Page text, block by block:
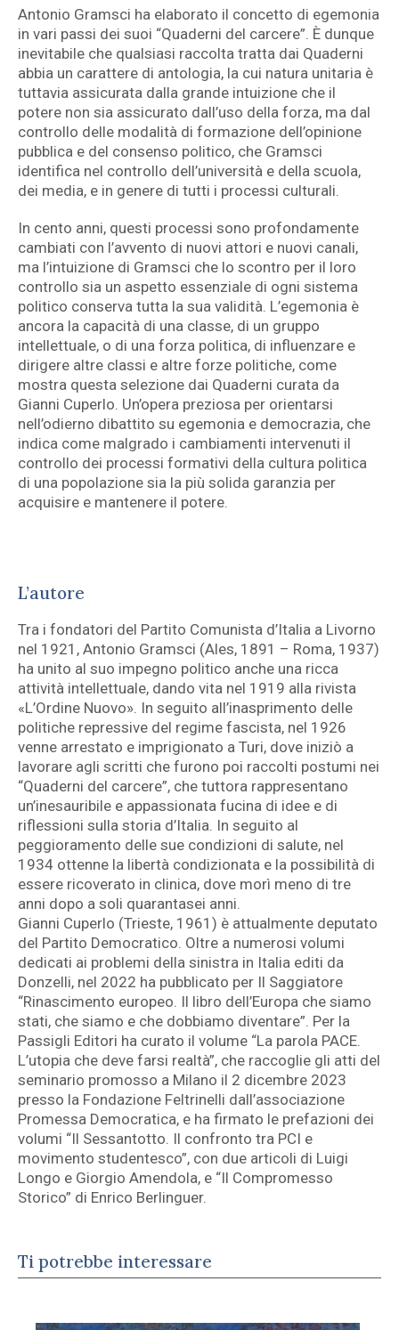
Antonio Gramsci ha elaborato il concetto di egemonia
in vari passi dei suoi “Quaderni del carcere”. È dunque
inevitabile che qualsiasi raccolta tratta dai Quaderni
abbia un carattere di antologia, la cui natura unitaria è
tuttavia assicurata dalla grande intuizione che il
potere non sia assicurato dall’uso della forza, ma dal
controllo delle modalità di formazione dell’opinione
pubblica e del consenso politico, che Gramsci
identifica nel controllo dell’università e della scuola,
dei media, e in genere di tutti i processi culturali.
In cento anni, questi processi sono profondamente
cambiati con l’avvento di nuovi attori e nuovi canali,
ma l’intuizione di Gramsci che lo scontro per il loro
controllo sia un aspetto essenziale di ogni sistema
politico conserva tutta la sua validità. L’egemonia è
ancora la capacità di una classe, di un gruppo
intellettuale, o di una forza politica, di influenzare e
dirigere altre classi e altre forze politiche, come
mostra questa selezione dai Quaderni curata da
Gianni Cuperlo. Un’opera preziosa per orientarsi
nell’odierno dibattito su egemonia e democrazia, che
indica come malgrado i cambiamenti intervenuti il
controllo dei processi formativi della cultura politica
di una popolazione sia la più solida garanzia per
acquisire e mantenere il potere.
L’autore
Tra i fondatori del Partito Comunista d’Italia a Livorno
nel 1921, Antonio Gramsci (Ales, 1891 – Roma, 1937)
ha unito al suo impegno politico anche una ricca
attività intellettuale, dando vita nel 1919 alla rivista
«L’Ordine Nuovo». In seguito all’inasprimento delle
politiche repressive del regime fascista, nel 1926
venne arrestato e imprigionato a Turi, dove iniziò a
lavorare agli scritti che furono poi raccolti postumi nei
“Quaderni del carcere”, che tuttora rappresentano
un’inesauribile e appassionata fucina di idee e di
riflessioni sulla storia d’Italia. In seguito al
peggioramento delle sue condizioni di salute, nel
1934 ottenne la libertà condizionata e la possibilità di
essere ricoverato in clinica, dove morì meno di tre
anni dopo a soli quarantasei anni.
Gianni Cuperlo (Trieste, 1961) è attualmente deputato
del Partito Democratico. Oltre a numerosi volumi
dedicati ai problemi della sinistra in Italia editi da
Donzelli, nel 2022 ha pubblicato per Il Saggiatore
“Rinascimento europeo. Il libro dell’Europa che siamo
stati, che siamo e che dobbiamo diventare”. Per la
Passigli Editori ha curato il volume “La parola PACE.
L’utopia che deve farsi realtà”, che raccoglie gli atti del
seminario promosso a Milano il 2 dicembre 2023
presso la Fondazione Feltrinelli dall’associazione
Promessa Democratica, e ha firmato le prefazioni dei
volumi “Il Sessantotto. Il confronto tra PCI e
movimento studentesco”, con due articoli di Luigi
Longo e Giorgio Amendola, e “Il Compromesso
Storico” di Enrico Berlinguer.
Ti potrebbe interessare